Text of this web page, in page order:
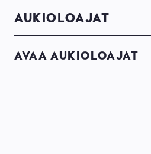
AUKIOLOAJAT
AVAA AUKIOLOAJAT